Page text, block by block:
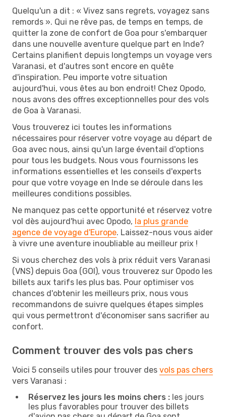
Quelqu'un a dit : « Vivez sans regrets, voyagez sans
remords ». Qui ne rêve pas, de temps en temps, de
quitter la zone de confort de Goa pour s'embarquer
dans une nouvelle aventure quelque part en Inde?
Certains planifient depuis longtemps un voyage vers
Varanasi, et d'autres sont encore en quête
d'inspiration. Peu importe votre situation
aujourd'hui, vous êtes au bon endroit! Chez Opodo,
nous avons des offres exceptionnelles pour des vols
de Goa à Varanasi.
Vous trouverez ici toutes les informations
nécessaires pour réserver votre voyage au départ de
Goa avec nous, ainsi qu'un large éventail d'options
pour tous les budgets. Nous vous fournissons les
informations essentielles et les conseils d'experts
pour que votre voyage en Inde se déroule dans les
meilleures conditions possibles.
Ne manquez pas cette opportunité et réservez votre
vol dès aujourd'hui avec Opodo, la plus grande
agence de voyage d'Europe. Laissez-nous vous aider
à vivre une aventure inoubliable au meilleur prix !
Si vous cherchez des vols à prix réduit vers Varanasi
(VNS) depuis Goa (GOI), vous trouverez sur Opodo les
billets aux tarifs les plus bas. Pour optimiser vos
chances d'obtenir les meilleurs prix, nous vous
recommandons de suivre quelques étapes simples
qui vous permettront d'économiser sans sacrifier au
confort.
Comment trouver des vols pas chers
Voici 5 conseils utiles pour trouver des vols pas chers
vers Varanasi :
Réservez les jours les moins chers : les jours
les plus favorables pour trouver des billets